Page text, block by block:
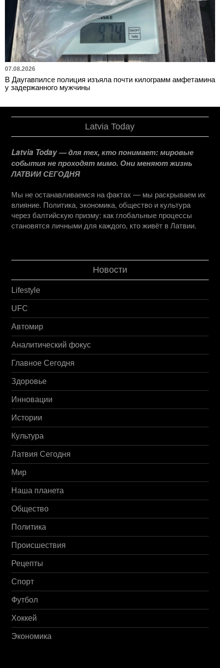
07.08.2026
В Даугавпилсе полиция изъяла почти килограмм амфетамина
у задержанного мужчины
Latvia Today
Latvia Today — для тех, кто понимает: мировые
события не проходят мимо. Они меняют жизнь
ЛАТВИИ СЕГОДНЯ
Мы не останавливаемся на фактах — мы раскрываем их
влияние. Политика, экономика, общество и культура
через балтийскую призму: как глобальные процессы
становятся личными для каждого, кто живёт в Латвии.
Новости
Lifestyle
UFC
Автомир
Аналитический фокус
Главное Сегодня
Здоровье
Инновации
Истории
Культура
Латвия Сегодня
Мир
Наша планета
Общество
Политика
Происшествия
Рецепты
Спорт
Футбол
Хоккей
Экономика